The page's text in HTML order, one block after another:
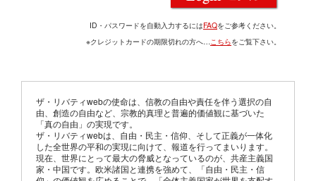
ID・パスワードを自動入力するにはFAQをご参考ください。
※クレジットカードの期限切れの方へ…こちらをご覧下さい。
ザ・リバティwebの使命は、信教の自由や責任を伴う選択の自
由、創造の自由など、宗教的真理と普遍的価値観に基づいた
「真の自由」の実現です。
ザ・リバティwebは、自由・民主・信仰、そして正義が一体化
した全世界の平和の実現に向けて、報道を行ってまいります。
現在、世界にとって最大の脅威となっているのが、共産主義国
家・中国です。欧米諸国と連携を強めて、「自由・民主・信